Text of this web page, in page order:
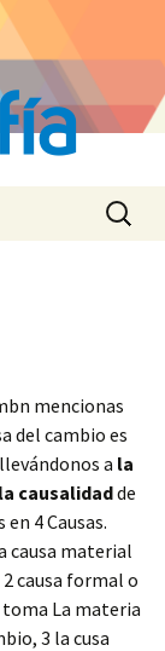
Buscar:
mencionas
del cambio es
a la
causalidadde
4 Causas.
causa material
causa formal o
La materia
3 la cusa